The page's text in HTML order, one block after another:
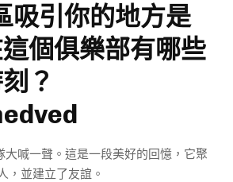
吸引你的地方是
個俱樂部有哪些
？
大喊一聲。這是一段美好的回憶，它聚
，並建立了友誼。